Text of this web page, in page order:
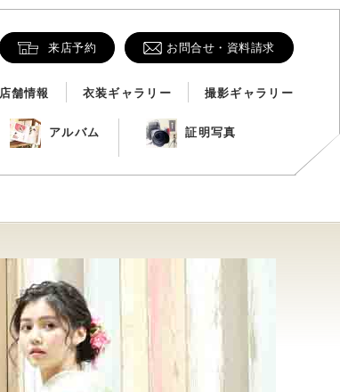
来店予約 お問合せ・資料請求
店舗情報 衣装ギャラリー 撮影ギャラリー
アルバム 証明写真